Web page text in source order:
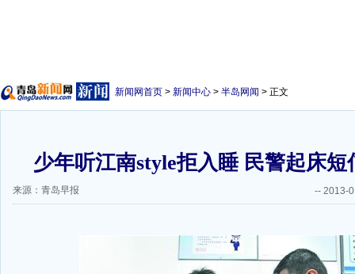
新闻网首页 > 新闻中心 > 半岛网闻 > 正文
少年听江南style拒入睡 民警起床短
来源：青岛早报 -- 2013-